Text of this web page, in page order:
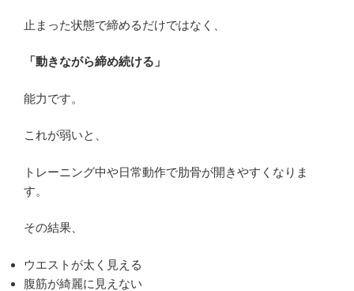
止まった状態で締めるだけではなく、
「動きながら締め続ける」
能力です。
これが弱いと、
トレーニング中や日常動作で肋骨が開きやすくなりま
す。
その結果、
ウエストが太く見える
腹筋が綺麗に見えない